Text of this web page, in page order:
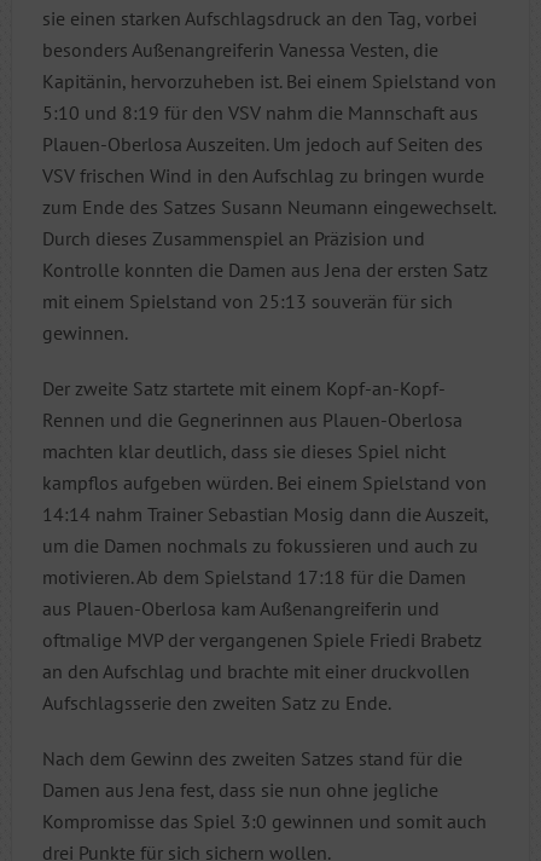
sie einen starken Aufschlagsdruck an den Tag, vorbei
besonders Außenangreiferin Vanessa Vesten, die
Kapitänin, hervorzuheben ist. Bei einem Spielstand von
5:10 und 8:19 für den VSV nahm die Mannschaft aus
Plauen-Oberlosa Auszeiten. Um jedoch auf Seiten des
VSV frischen Wind in den Aufschlag zu bringen wurde
zum Ende des Satzes Susann Neumann eingewechselt.
Durch dieses Zusammenspiel an Präzision und
Kontrolle konnten die Damen aus Jena der ersten Satz
mit einem Spielstand von 25:13 souverän für sich
gewinnen.
Der zweite Satz startete mit einem Kopf-an-Kopf-
Rennen und die Gegnerinnen aus Plauen-Oberlosa
machten klar deutlich, dass sie dieses Spiel nicht
kampflos aufgeben würden. Bei einem Spielstand von
14:14 nahm Trainer Sebastian Mosig dann die Auszeit,
um die Damen nochmals zu fokussieren und auch zu
motivieren. Ab dem Spielstand 17:18 für die Damen
aus Plauen-Oberlosa kam Außenangreiferin und
oftmalige MVP der vergangenen Spiele Friedi Brabetz
an den Aufschlag und brachte mit einer druckvollen
Aufschlagsserie den zweiten Satz zu Ende.
Nach dem Gewinn des zweiten Satzes stand für die
Damen aus Jena fest, dass sie nun ohne jegliche
Kompromisse das Spiel 3:0 gewinnen und somit auch
drei Punkte für sich sichern wollen.